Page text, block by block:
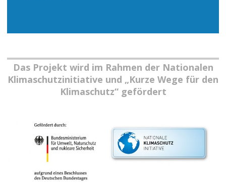
Das Projekt wird im Rahmen der Nationalen
Klimaschutzinitiative und „Kurze Wege für den
Klimaschutz“ gefördert